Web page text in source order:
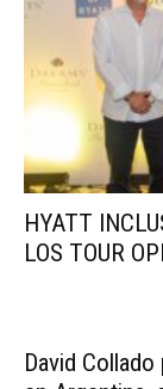
HYATT
LOS TOUR
David